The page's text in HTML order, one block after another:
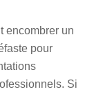
encombrer un
pour
Si